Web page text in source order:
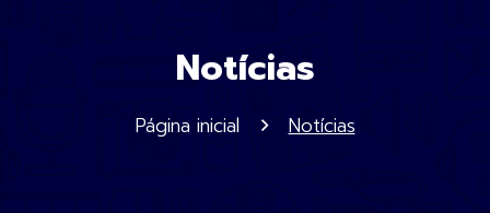
Notícias
Página inicial Notícias